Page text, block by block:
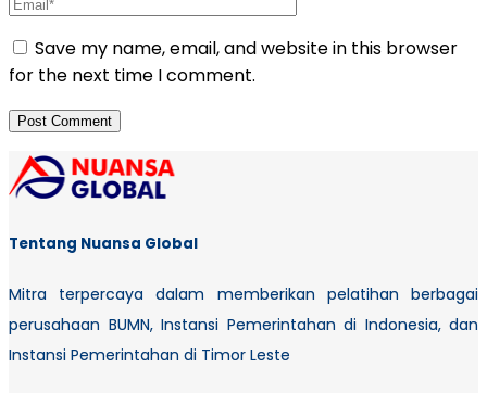
Save my name, email, and website in this browser
for the next time I comment.
Tentang Nuansa Global
Mitra terpercaya dalam memberikan pelatihan berbagai
perusahaan BUMN, Instansi Pemerintahan di Indonesia, dan
Instansi Pemerintahan di Timor Leste